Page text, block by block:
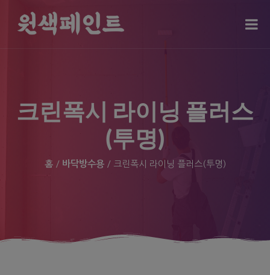
크린폭시 라이닝 플러스
(투명)
홈/ 바닥방수용/ 크린폭시 라이닝 플러스(투명)